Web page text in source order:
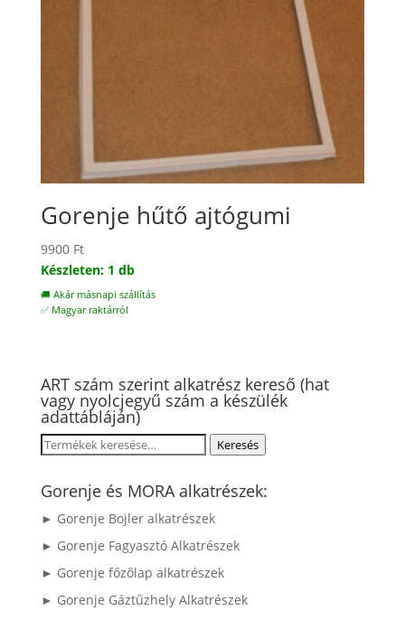
Gorenje hűtő ajtógumi
9900 Ft
Készleten: 1 db
🚚 Akár másnapi szállítás
✅ Magyar raktárról
ART szám szerint alkatrész kereső (hat
vagy nyolcjegyű szám a készülék
adattábláján)
Keresés
következőre:
Keresés
Gorenje és MORA alkatrészek:
► Gorenje Bojler alkatrészek
► Gorenje Fagyasztó Alkatrészek
► Gorenje főzőlap alkatrészek
► Gorenje Gáztűzhely Alkatrészek